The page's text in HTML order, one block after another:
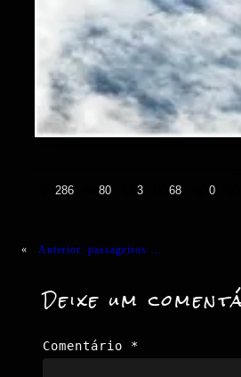
286 80 3 68 0
« Anterior: passageiros …
Deixe um
Comentário *